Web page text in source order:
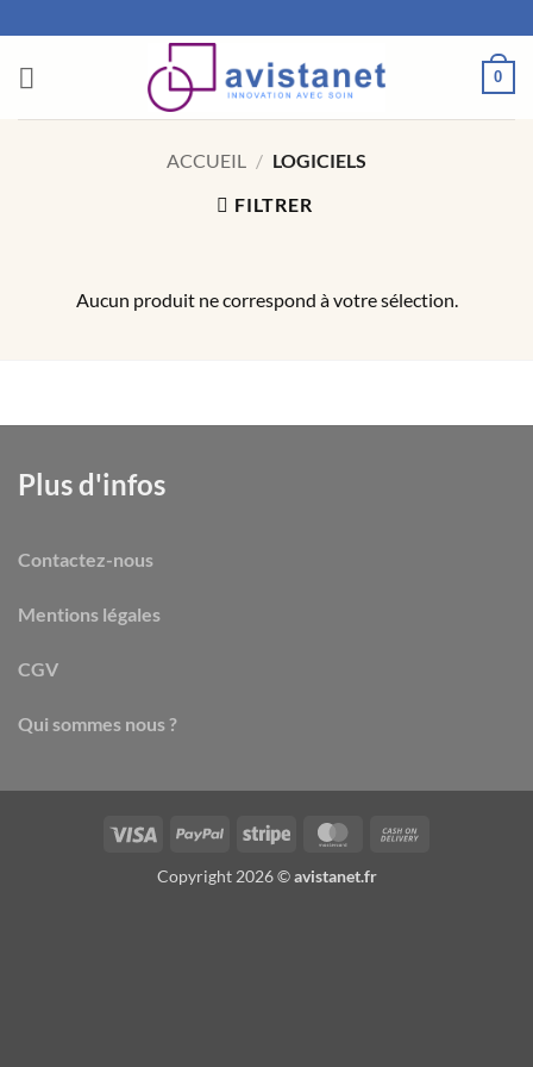
au
contenu
0
ACCUEIL / LOGICIELS
FILTRER
Aucun produit ne correspond à votre sélection.
Plus d'infos
Contactez-nous
Mentions légales
CGV
Qui sommes nous ?
Visa PayPal Stripe MasterCard
Copyright 2026 ©avistanet.fr